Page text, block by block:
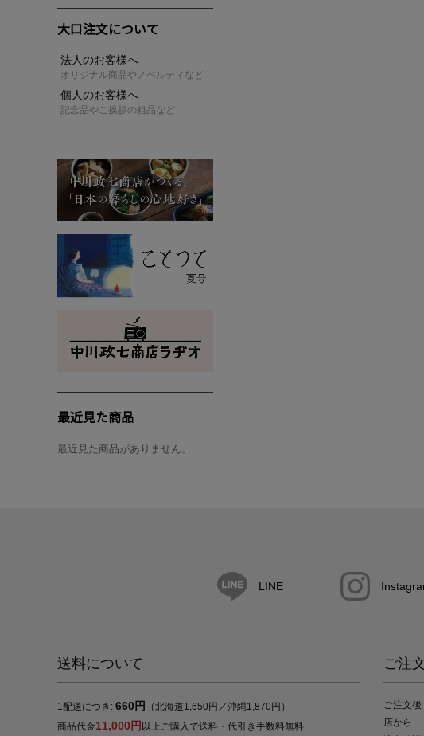
大口注文について
法人のお客様へ
オリジナル商品やノベルティなど
個人のお客様へ
記念品やご挨拶の粗品など
最近見た商品
最近見た商品がありません。
LINE
送料について
1配送につき: 660円
（北海道1,650円／沖縄1,870円）
商品代金11,000円 以上ご購入で送料・代引き手数料無料
ご注
ご注文
店から